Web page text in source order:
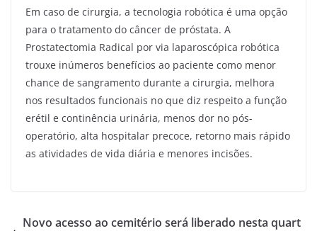
Em caso de cirurgia, a tecnologia robótica é uma opção
para o tratamento do câncer de próstata. A
Prostatectomia Radical por via laparoscópica robótica
trouxe inúmeros benefícios ao paciente como menor
chance de sangramento durante a cirurgia, melhora
nos resultados funcionais no que diz respeito a função
erétil e continência urinária, menos dor no pós-
operatório, alta hospitalar precoce, retorno mais rápido
as atividades de vida diária e menores incisões.
Novo acesso ao cemitério será liberado nesta quart